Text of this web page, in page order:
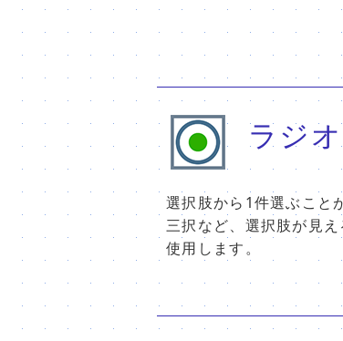
ラジ
選択肢から1件選ぶこと
三択など、選択肢が見
使用します。